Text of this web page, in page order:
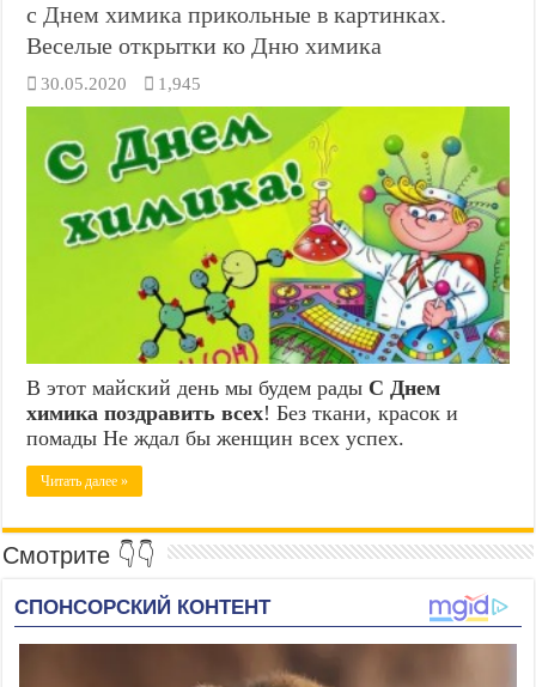
с Днем химика прикольные в картинках.
Веселые открытки ко Дню химика
30.05.2020 1,945
В этот майский день мы будем рады С Днем
химика поздравить всех! Без ткани, красок и
помады Не ждал бы женщин всех успех.
Читать далее »
Смотрите 👇👇